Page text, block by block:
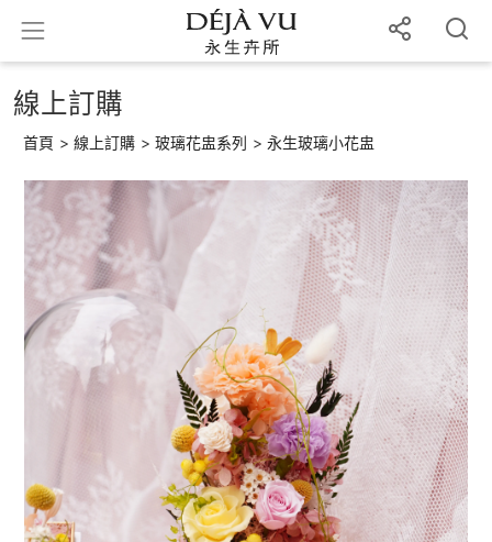
線上訂購
首頁 > 線上訂購 > 玻璃花盅系列 > 永生玻璃小花盅